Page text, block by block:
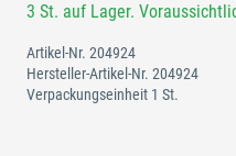
3 St. auf Lager.
Artikel-Nr. 204924
Hersteller-Artikel-Nr. 204924
Verpackungseinheit 1 St.